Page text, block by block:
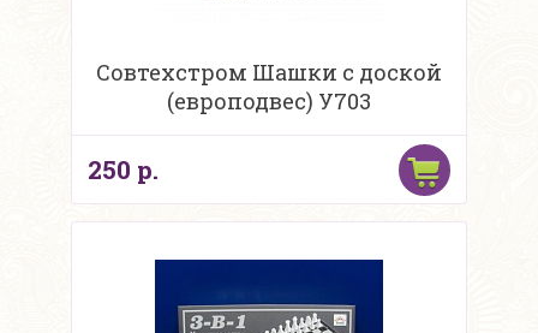
Совтехстром Шашки с доской
(европодвес) У703
250 р.